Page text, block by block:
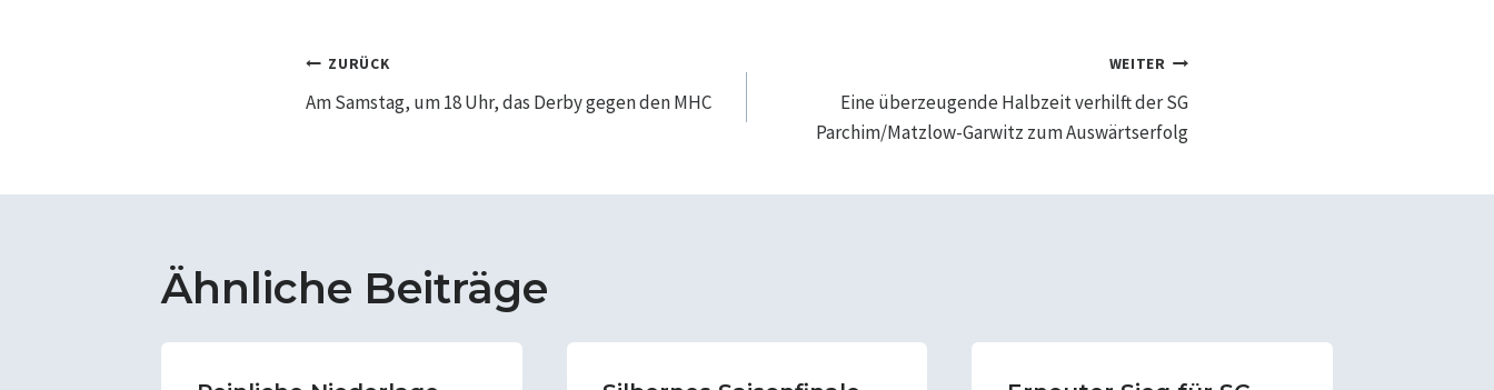
Beitragsnavigation
ZURÜCK
Am Samstag, um 18 Uhr, das Derby gegen den MHC
WEITER
Eine überzeugende Halbzeit verhilft der SG
Parchim/Matzlow-Garwitz zum Auswärtserfolg
Ähnliche Beiträge